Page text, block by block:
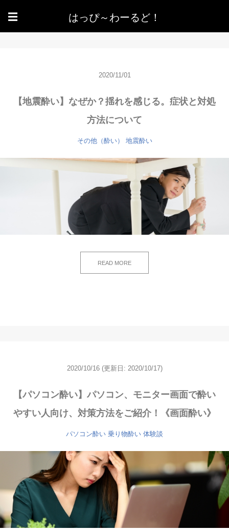
☰ はっぴ～わーるど！
2020/11/01
【地震酔い】なぜか？揺れを感じる。症状と対処
方法について
その他（酔い） 地震酔い
READ MORE
2020/10/16 (更新日: 2020/10/17)
【パソコン酔い】パソコン、モニター画面で酔い
やすい人向け、対策方法をご紹介！《画面酔い》
パソコン酔い 乗り物酔い 体験談